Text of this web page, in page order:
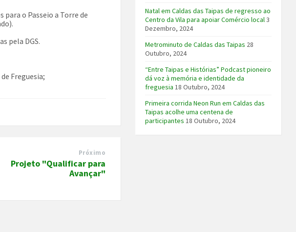
o Passeio a Torre de
pela DGS.
Freguesia;
Próximo
Projeto "Qualificar para
Avançar"
Natal em Caldas das Taipas de regresso ao
Centro da Vila para apoiar Comércio local3
Dezembro, 2024
Metrominuto de Caldas das Taipas 28
Outubro, 2024
“Entre Taipas e Histórias” Podcast pioneiro
dá voz à memória e identidade da
freguesia 18 Outubro, 2024
Primeira corrida Neon Run em Caldas das
Taipas acolhe uma centena de
participantes 18 Outubro, 2024